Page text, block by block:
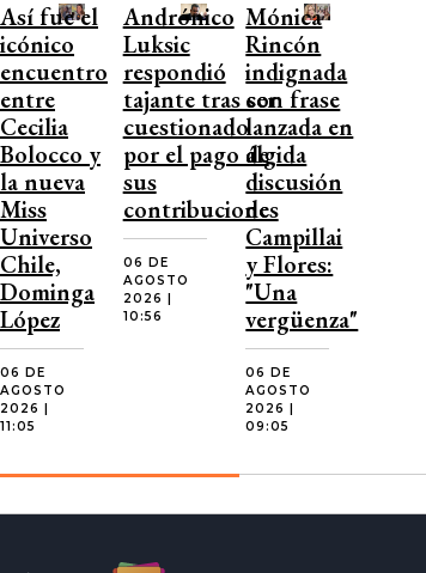
Así fue el
icónico
encuentro
entre
Cecilia
Bolocco y
la nueva
Miss
Universo
Chile,
Dominga
López
06 DE
AGOSTO
2026 |
11:05
Andrónico
Luksic
respondió
tajante tras ser
cuestionado
por el pago de
sus
contribuciones
06 DE
AGOSTO
2026 |
10:56
Mónica
Rincón
indignada
con frase
lanzada en
álgida
discusión
de
Campillai
y Flores:
"Una
vergüenza"
06 DE
AGOSTO
2026 |
09:05